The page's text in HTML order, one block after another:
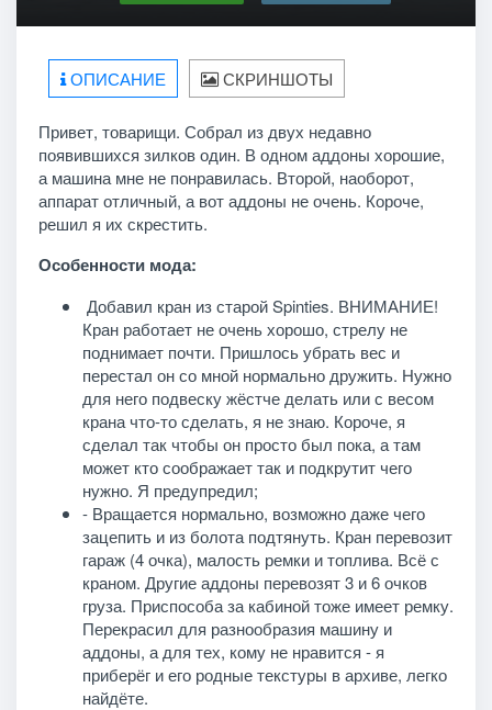
ОПИСАНИЕ СКРИНШОТЫ
Привет, товарищи. Собрал из двух недавно
появившихся зилков один. В одном аддоны хорошие,
а машина мне не понравилась. Второй, наоборот,
аппарат отличный, а вот аддоны не очень. Короче,
решил я их скрестить.
Особенности мода:
Добавил кран из старой Spinties. ВНИМАНИЕ!
Кран работает не очень хорошо, стрелу не
поднимает почти. Пришлось убрать вес и
перестал он со мной нормально дружить. Нужно
для него подвеску жёстче делать или с весом
крана что-то сделать, я не знаю. Короче, я
сделал так чтобы он просто был пока, а там
может кто соображает так и подкрутит чего
нужно. Я предупредил;
- Вращается нормально, возможно даже чего
зацепить и из болота подтянуть. Кран перевозит
гараж (4 очка), малость ремки и топлива. Всё с
краном. Другие аддоны перевозят 3 и 6 очков
груза. Приспособа за кабиной тоже имеет ремку.
Перекрасил для разнообразия машину и
аддоны, а для тех, кому не нравится - я
приберёг и его родные текстуры в архиве, легко
найдёте.